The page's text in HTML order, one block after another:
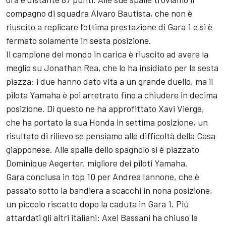
compagno di squadra Alvaro Bautista, che non è
riuscito a replicare l’ottima prestazione di Gara 1 e si è
fermato solamente in sesta posizione.
Il campione del mondo in carica è riuscito ad avere la
meglio su Jonathan Rea, che lo ha insidiato per la sesta
piazza: i due hanno dato vita a un grande duello, ma il
pilota Yamaha è poi arretrato fino a chiudere in decima
posizione. Di questo ne ha approfittato Xavi Vierge,
che ha portato la sua Honda in settima posizione, un
risultato di rilievo se pensiamo alle difficoltà della Casa
giapponese. Alle spalle dello spagnolo si è piazzato
Dominique Aegerter, migliore dei piloti Yamaha.
Gara conclusa in top 10 per Andrea Iannone, che è
passato sotto la bandiera a scacchi in nona posizione,
un piccolo riscatto dopo la caduta in Gara 1. Più
attardati gli altri italiani: Axel Bassani ha chiuso la